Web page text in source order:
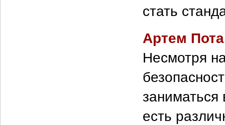
стать
Артем
Несмотря
есть